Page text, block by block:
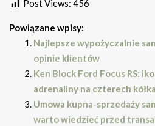
Post Views: 456
Powiązane wpisy:
Najlepsze wypożyczalnie
opinie klientów
Ken Block Ford Focus RS:
adrenaliny na czterech
Umowa kupna-sprzedaży
warto wiedzieć przed